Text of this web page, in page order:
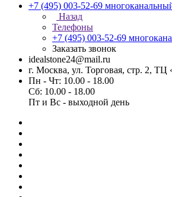
+7 (495) 003-52-69
Назад
Телефоны
+7 (495) 003-52-69
Заказать звонок
idealstone24@mail.ru
г. Москва, ул. Торговая, стр. 2,
Пн - Чт: 10.00 - 18.00
Сб: 10.00 - 18.00
Пт и Вс - выходной день